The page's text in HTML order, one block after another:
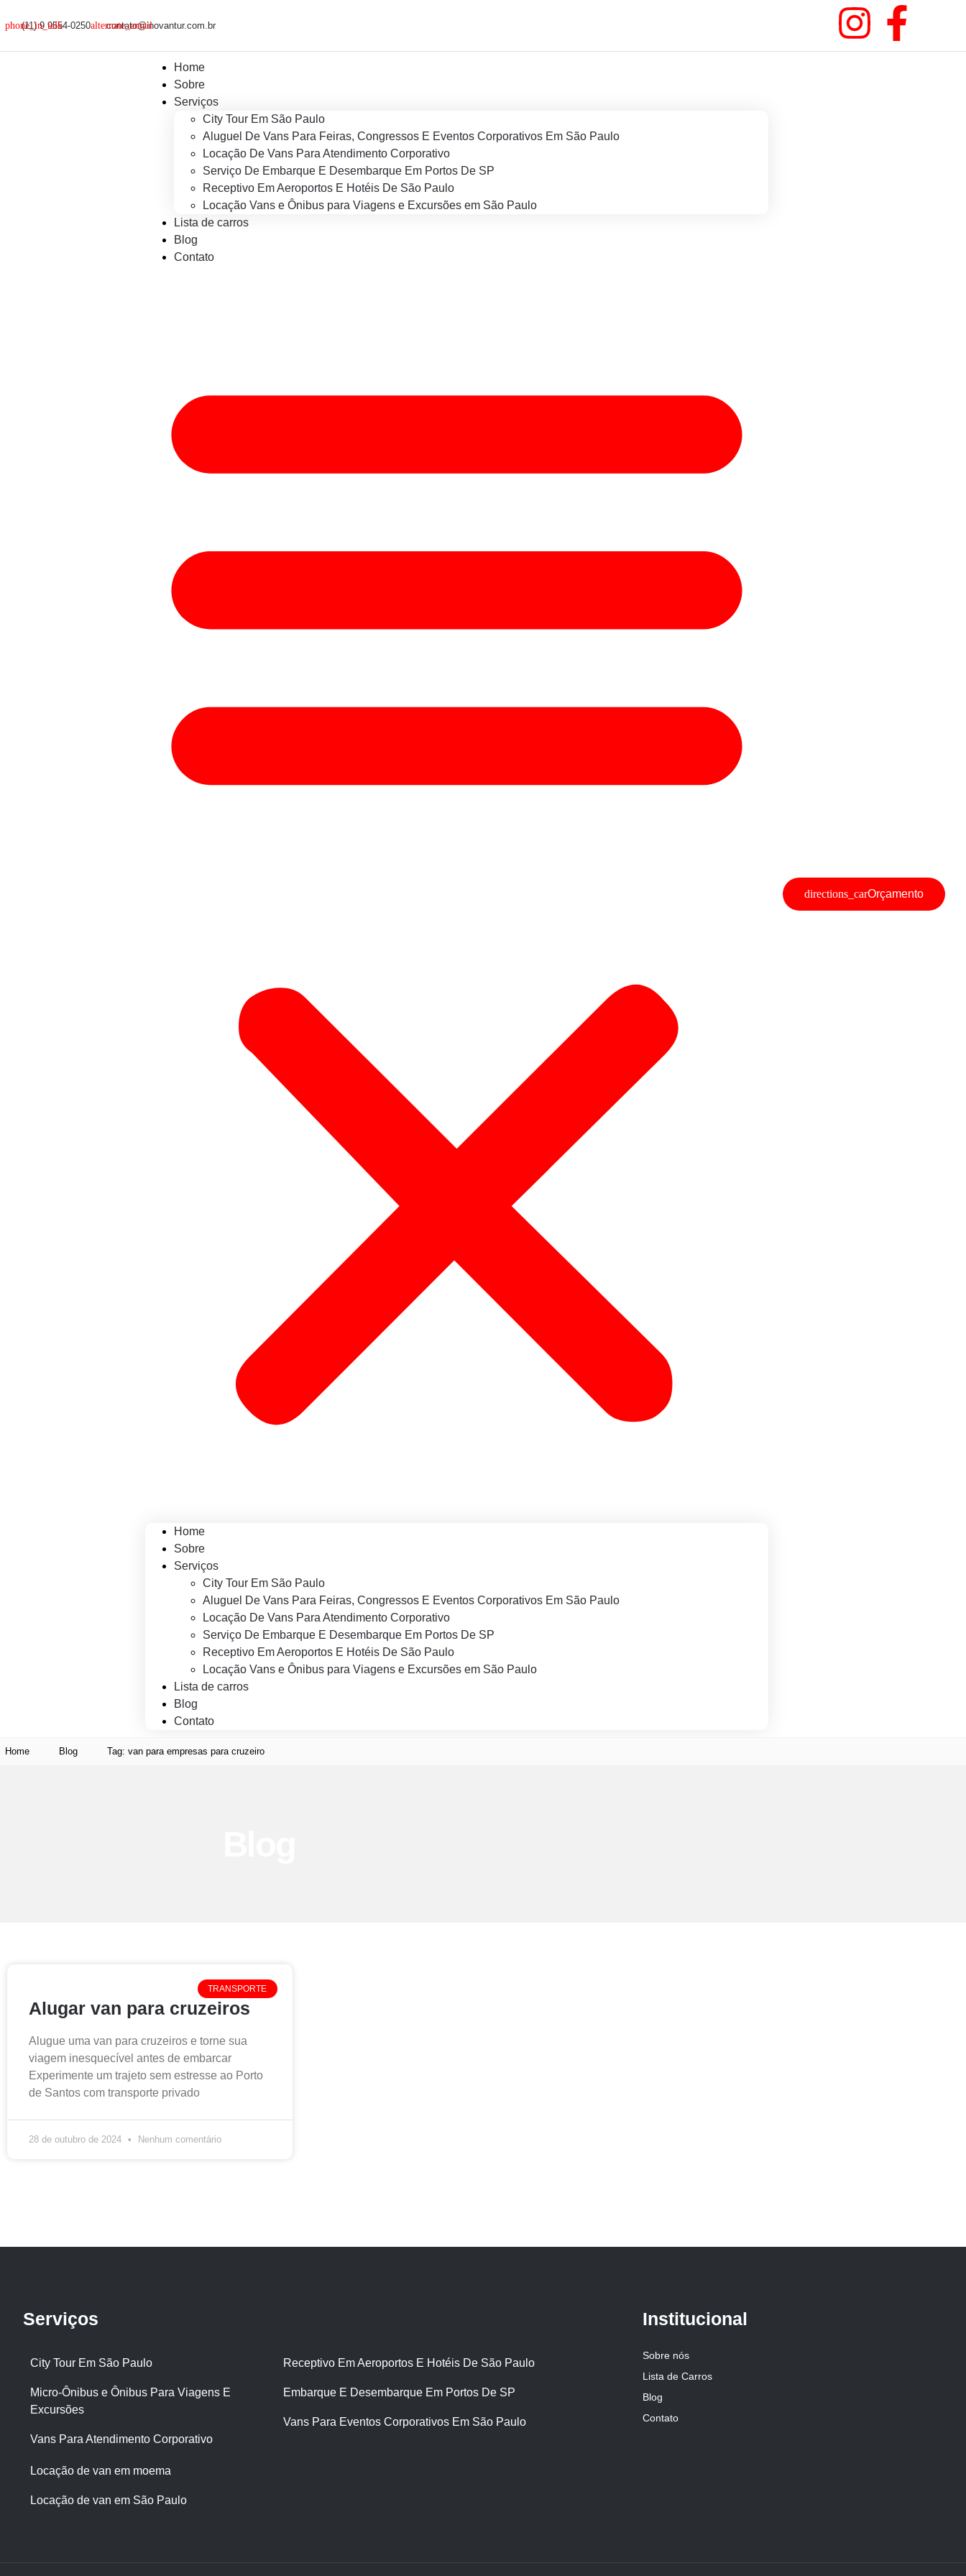
(11) 9 9554-0250 contato@inovantur.com.br
Home
Sobre
Serviços
City Tour Em São Paulo
Aluguel De Vans Para Feiras, Congressos E Eventos Corporativos Em São Paulo
Locação De Vans Para Atendimento Corporativo
Serviço De Embarque E Desembarque Em Portos De SP
Receptivo Em Aeroportos E Hotéis De São Paulo
Locação Vans e Ônibus para Viagens e Excursões em São Paulo
Lista de carros
Blog
Contato
Home
Sobre
Serviços
City Tour Em São Paulo
Aluguel De Vans Para Feiras, Congressos E Eventos Corporativos Em São Paulo
Locação De Vans Para Atendimento Corporativo
Serviço De Embarque E Desembarque Em Portos De SP
Receptivo Em Aeroportos E Hotéis De São Paulo
Locação Vans e Ônibus para Viagens e Excursões em São Paulo
Lista de carros
Blog
Contato
Orçamento
Home Blog Tag: van para empresas para cruzeiro
TRANSPORTE
Alugar van para cruzeiros
Alugue uma van para cruzeiros e torne sua
viagem inesquecível antes de embarcar
Experimente um trajeto sem estresse ao Porto
de Santos com transporte privado
28 de outubro de 2024 Nenhum comentário
Serviços
City Tour Em São Paulo
Micro-Ônibus e Ônibus Para Viagens E
Excursões
Vans Para Atendimento Corporativo
Receptivo Em Aeroportos E Hotéis De São Paulo
Embarque E Desembarque Em Portos De SP
Vans Para Eventos Corporativos Em São Paulo
Locação de van em moema
Locação de van em São Paulo
Institucional
Sobre nós
Lista de Carros
Blog
Contato